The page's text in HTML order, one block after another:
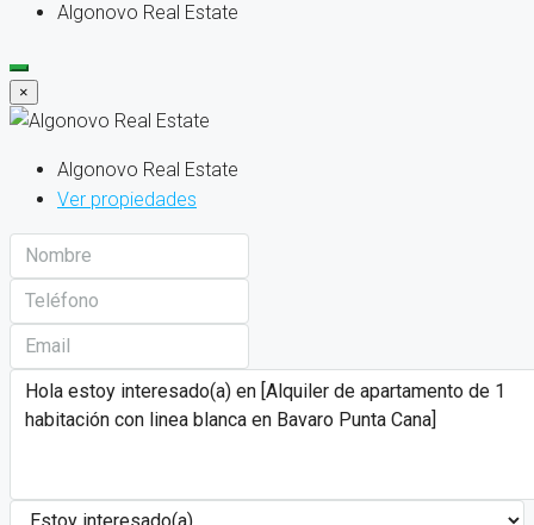
Algonovo Real Estate
×
Algonovo Real Estate
Ver propiedades